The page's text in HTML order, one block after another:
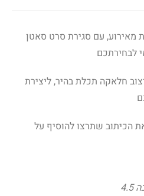
מאירוע, עם סגירת סרט סאטן
לבחירתכם
חלאקה תכלת בהיר, ליצירת
הכיתוב שתרצו להוסיף על